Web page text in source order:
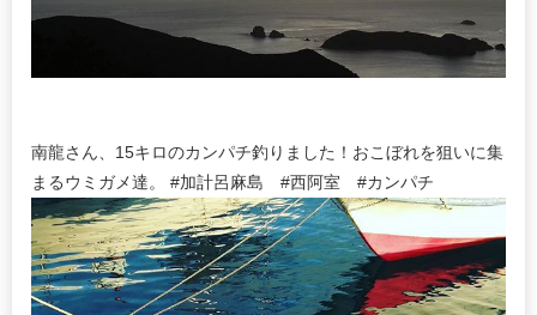
南龍さん、15キロのカンパチ釣りました！おこぼれを狙いに集
まるウミガメ達。 #加計呂麻島 #西阿室 #カンパチ